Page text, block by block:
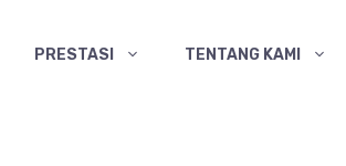
PRESTASI TENTANG KAMI